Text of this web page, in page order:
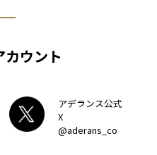
カウント
アデランス公式
X
@aderans_co